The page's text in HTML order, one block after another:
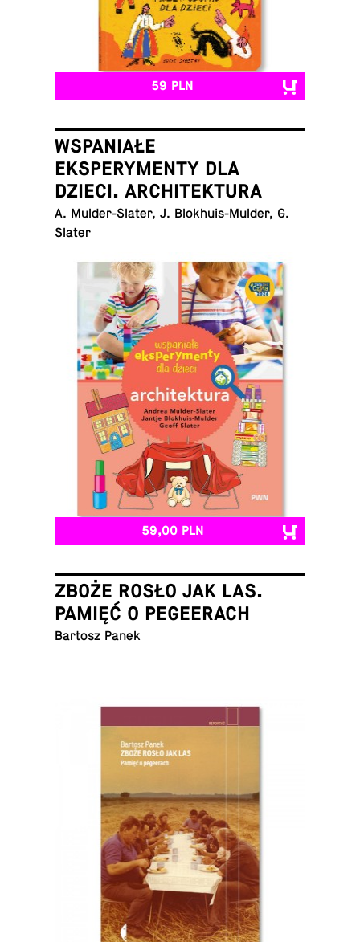
59 PLN
WSPANIAŁE
EKSPERYMENTY DLA
DZIECI. ARCHITEKTURA
A. Mul­der-Sla­ter, J. Blo­khu­is-Mul­der, G.
Slater
59,00 PLN
ZBOŻE ROSŁO JAK LAS.
PAMIĘĆ O PEGEERACH
Bartosz Panek